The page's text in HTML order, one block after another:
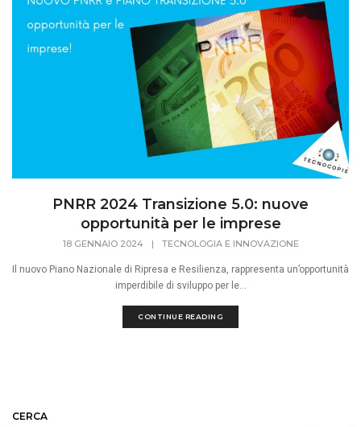
PNRR 2024 Transizione 5.0: nuove
opportunità per le imprese
18 GENNAIO 2024 | TECNOLOGIA E INNOVAZIONE
Il nuovo Piano Nazionale di Ripresa e Resilienza, rappresenta un’opportunità
imperdibile di sviluppo per le...
CONTINUE READING
CERCA